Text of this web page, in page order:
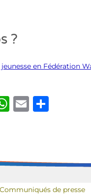
?
jeunesse en Fédération
WhatsApp
Email
cette news
Communiqués de presse